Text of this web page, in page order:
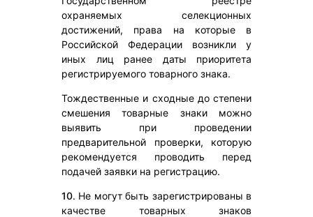
охраняемых селекционных
достижений, права на которые в
Российской Федерации возникли у
иных лиц ранее даты приоритета
регистрируемого товарного знака.
Тождественные и сходные до степени
смешения товарные знаки можно
выявить при проведении
предварительной проверки, которую
рекомендуется проводить перед
подачей заявки на регистрацию.
10. Не могут быть зарегистрированы в
качестве товарных знаков